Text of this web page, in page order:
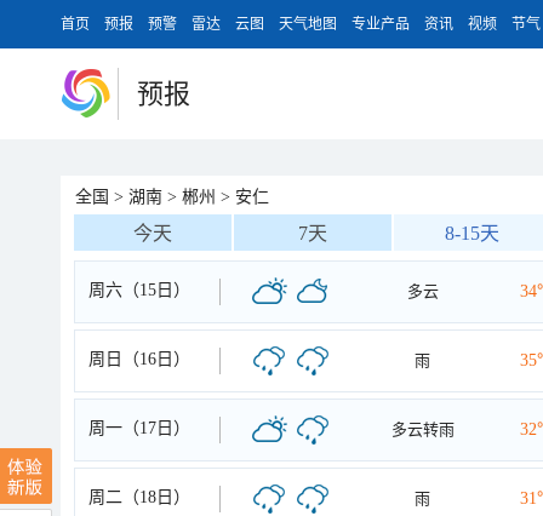
首页 预报 预警 雷达 云图 天气地图 专业产品 资讯 视频 节气
预报
全国 > 湖南 > 郴州 > 安仁
今天 7天 8-15天
周六（15日） 多云
周日（16日） 雨
周一（17日） 多云转雨
周二（18日） 雨